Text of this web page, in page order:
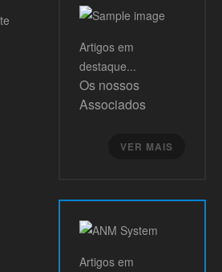
Artigos em
destaque...
Os nossos
Associados
VER MAIS
Artigos em